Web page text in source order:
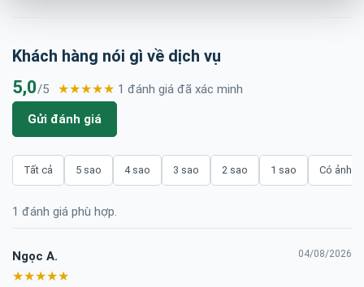
Khách hàng nói gì về dịch vụ
5,0/5 ★★★★★ 1 đánh giá đã xác minh
Gửi đánh giá
Tất cả 5 sao 4 sao 3 sao 2 sao 1 sao Có ảnh/
1 đánh giá phù hợp.
Ngọc A.
★★★★★
04/08/2026